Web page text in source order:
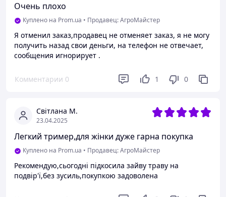
Очень плохо
Куплено на Prom.ua • Продавец: АгроМайстер
Я отменил заказ,продавец не отменяет заказ, я не могу
получить назад свои деньги, на телефон не отвечает,
сообщения игнорирует .
Комментарии 0 1 0
Світлана М.
23.04.2025
Легкий тример,для жінки дуже гарна покупка
Куплено на Prom.ua • Продавец: АгроМайстер
Рекомендую,сьогодні підкосила зайву траву на
подвір'ї,без зусиль,покупкою задоволена